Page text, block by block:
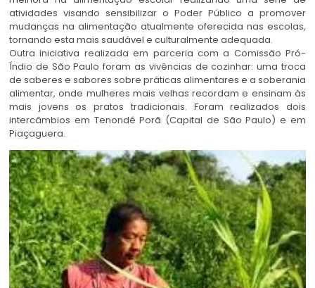
atividades visando sensibilizar o Poder Público a promover
mudanças na alimentação atualmente oferecida nas escolas,
tornando esta mais saudável e culturalmente adequada.
Outra iniciativa realizada em parceria com a Comissão Pró-
Índio de São Paulo foram as vivências de cozinhar: uma troca
de saberes e sabores sobre práticas alimentares e a soberania
alimentar, onde mulheres mais velhas recordam e ensinam às
mais jovens os pratos tradicionais. Foram realizados dois
intercâmbios em Tenondé Porã (Capital de São Paulo) e em
Piaçaguera.